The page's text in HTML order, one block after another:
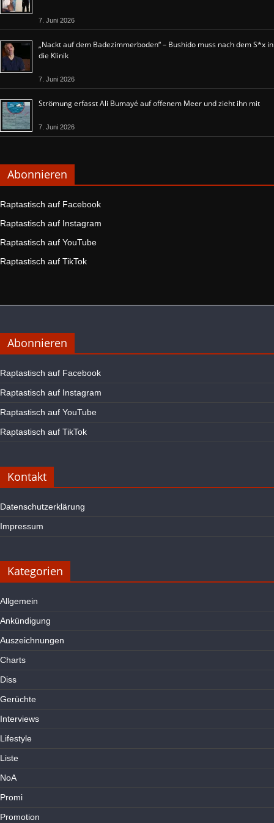
7. Juni 2026
„Nackt auf dem Badezimmerboden“ – Bushido muss nach dem S*x in
die Klinik
7. Juni 2026
Strömung erfasst Ali Bumayé auf offenem Meer und zieht ihn mit
7. Juni 2026
Abonnieren
Raptastisch auf Facebook
Raptastisch auf Instagram
Raptastisch auf YouTube
Raptastisch auf TikTok
Abonnieren
Raptastisch auf Facebook
Raptastisch auf Instagram
Raptastisch auf YouTube
Raptastisch auf TikTok
Kontakt
Datenschutzerklärung
Impressum
Kategorien
Allgemein
Ankündigung
Auszeichnungen
Charts
Diss
Gerüchte
Interviews
Lifestyle
Liste
NoA
Promi
Promotion